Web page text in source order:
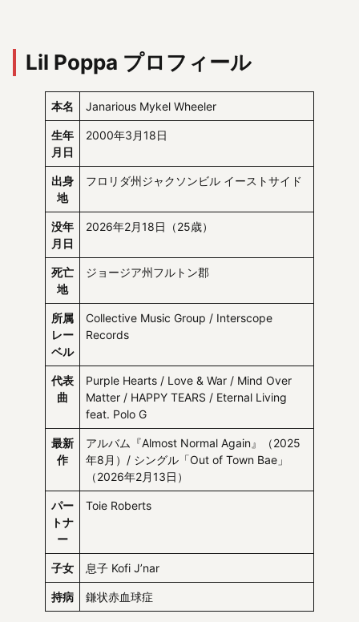
Lil Poppa プロフィール
本名 Janarious Mykel Wheeler
生年
月日
2000年3月18日
出身
地
フロリダ州ジャクソンビル イーストサイド
没年
月日
2026年2月18日（25歳）
死亡
地
ジョージア州フルトン郡
所属
レー
ベル
Collective Music Group / Interscope
Records
代表
曲
Purple Hearts / Love & War / Mind Over
Matter / HAPPY TEARS / Eternal Living
feat. Polo G
最新
作
アルバム『Almost Normal Again』（2025
年8月）/ シングル「Out of Town Bae」
（2026年2月13日）
パー
トナ
ー
Toie Roberts
子女 息子 Kofi J’nar
持病 鎌状赤血球症